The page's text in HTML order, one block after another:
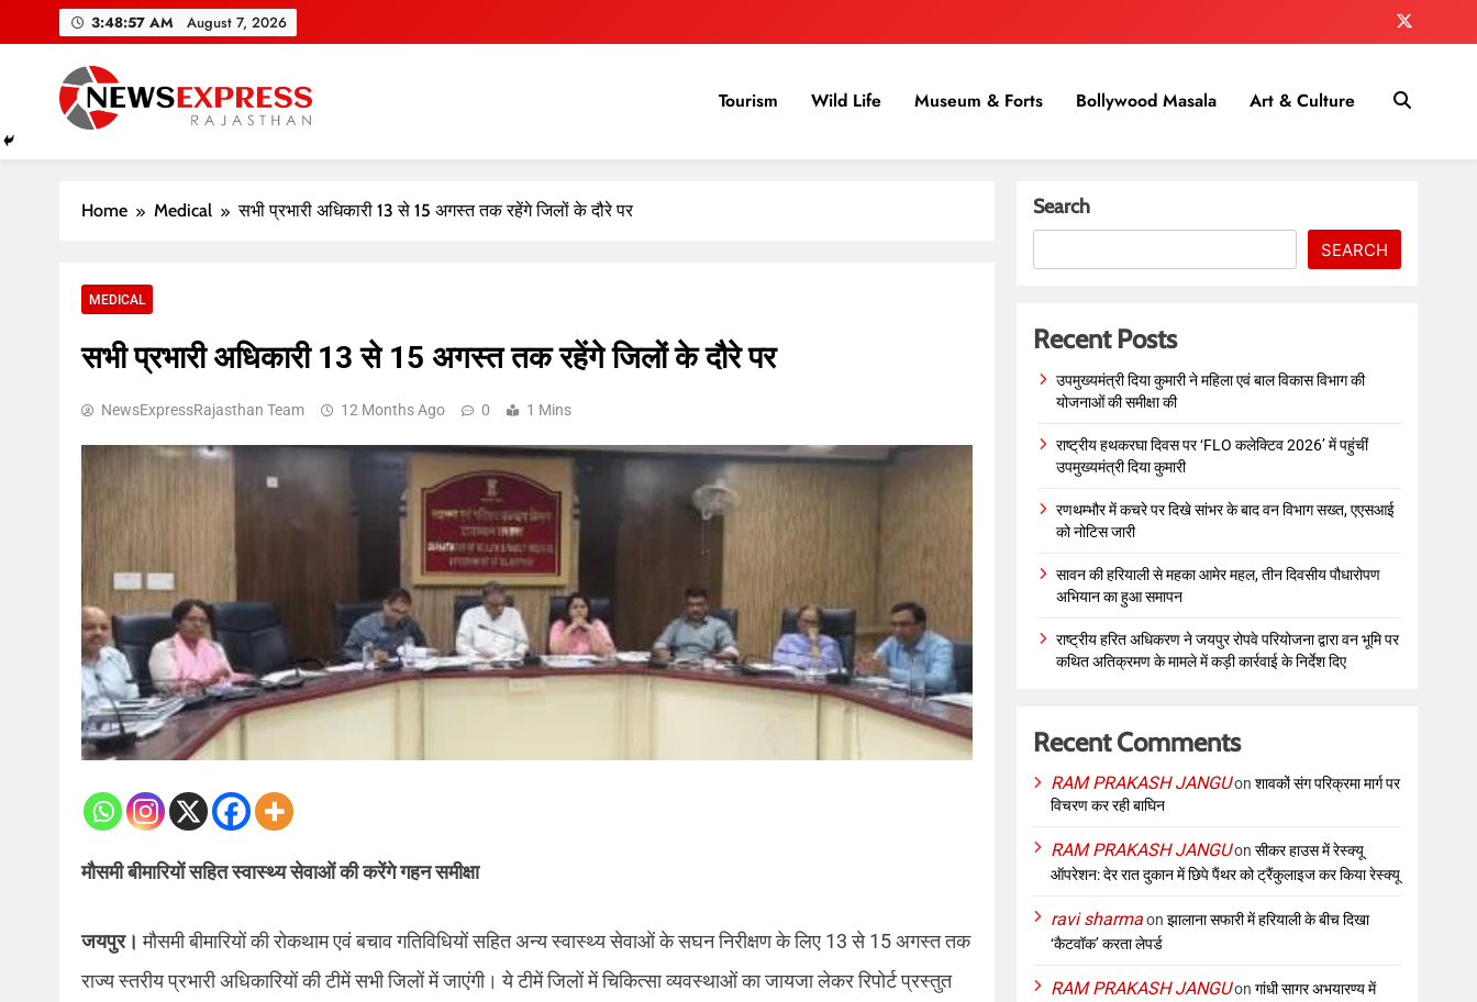
3:48:58 AM August 7, 2026
Tourism Wild Life Museum & Forts Bollywood Masala Art & Culture
Home Medical सभी प्रभारी अधिकारी 13 से 15 अगस्त तक रहेंगे जिलों के दौरे पर
MEDICAL
सभी प्रभारी अधिकारी 13 से 15 अगस्त तक रहेंगे जिलों के दौरे पर
NewsExpressRajasthan Team 12 Months Ago 0 1 Mins
मौसमी बीमारियों सहित स्वास्थ्य सेवाओं की करेंगे गहन समीक्षा
जयपुर।मौसमी बीमारियों की रोकथाम एवं बचाव गतिविधियों सहित अन्य स्वास्थ्य सेवाओं के सघन निरीक्षण के लिए 13 से 15 अगस्त तक
राज्य स्तरीय प्रभारी अधिकारियों की टीमें सभी जिलों में जाएंगी। ये टीमें जिलों में चिकित्सा व्यवस्थाओं का जायजा लेकर रिपोर्ट प्रस्तुत
Search
SEARCH
Recent Posts
उपमुख्यमंत्री दिया कुमारी ने महिला एवं बाल विकास विभाग की
योजनाओं की समीक्षा की
राष्ट्रीय हथकरघा दिवस पर ‘FLO कलेक्टिव 2026’ में पहुंचीं
उपमुख्यमंत्री दिया कुमारी
रणथम्भौर में कचरे पर दिखे सांभर के बाद वन विभाग सख्त, एएसआई
को नोटिस जारी
सावन की हरियाली से महका आमेर महल, तीन दिवसीय पौधारोपण
अभियान का हुआ समापन
राष्ट्रीय हरित अधिकरण ने जयपुर रोपवे परियोजना द्वारा वन भूमि पर
कथित अतिक्रमण के मामले में कड़ी कार्रवाई के निर्देश दिए
Recent Comments
RAM PRAKASH JANGUonशावकों संग परिक्रमा मार्ग पर
विचरण कर रही बाघिन
RAM PRAKASH JANGUonसीकर हाउस में रेस्क्यू
ऑपरेशन: देर रात दुकान में छिपे पैंथर को ट्रैंकुलाइज कर किया रेस्क्यू
ravi sharmaonझालाना सफारी में हरियाली के बीच दिखा
‘कैटवॉक’ करता लेपर्ड
RAM PRAKASH JANGUonगांधी सागर अभयारण्य में